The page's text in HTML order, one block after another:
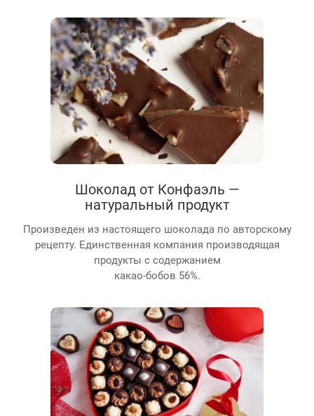
Шоколад от Конфаэль —
натуральный продукт
Произведен из настоящего шоколада по авторскому
рецепту. Единственная компания производящая
продукты с содержанием
какао-бобов 56%.